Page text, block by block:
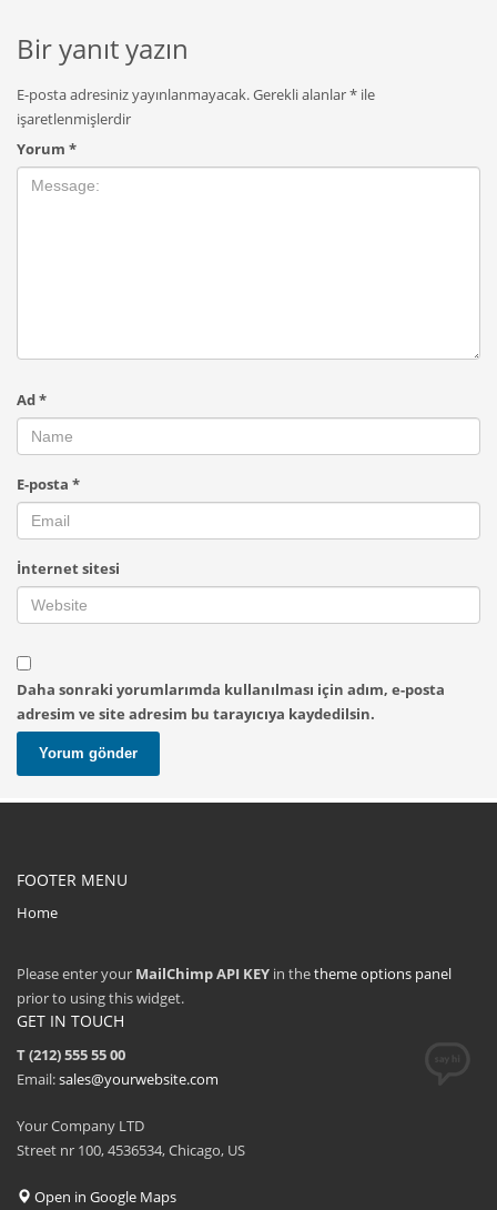
Bir yanıt yazın
E-posta adresiniz yayınlanmayacak.Gerekli alanlar* ile
işaretlenmişlerdir
Yorum *
Ad*
E-posta *
İnternet sitesi
Daha sonraki yorumlarımda kullanılması için adım, e-posta
adresim ve site adresim bu tarayıcıya kaydedilsin.
FOOTER MENU
Home
Please enter your MailChimp API KEY in thetheme options panel
prior to using this widget.
GET IN TOUCH
T (212) 555 55 00
Email:sales@yourwebsite.com
Your Company LTD
Street nr 100, 4536534, Chicago, US
Open in Google Maps